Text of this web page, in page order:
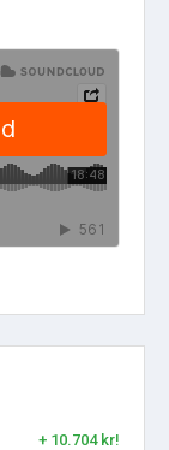
+ 10.704 kr!